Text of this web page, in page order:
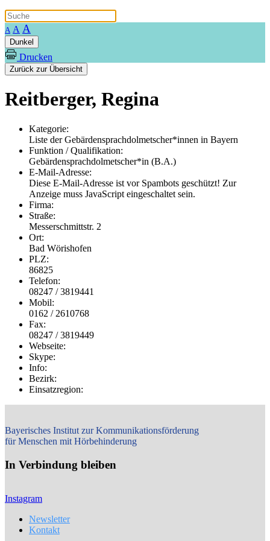
A A A
Dunkel
Drucken
Zurück zur Übersicht
Reitberger, Regina
Kategorie:
Liste der Gebärdensprachdolmetscher*innen in Bayern
Funktion / Qualifikation:
Gebärdensprachdolmetscher*in (B.A.)
E-Mail-Adresse:
Diese E-Mail-Adresse ist vor Spambots geschützt! Zur
Anzeige muss JavaScript eingeschaltet sein.
Firma:
Straße:
Messerschmittstr. 2
Ort:
Bad Wörishofen
PLZ:
86825
Telefon:
08247 / 3819441
Mobil:
0162 / 2610768
Fax:
08247 / 3819449
Webseite:
Skype:
Info:
Bezirk:
Einsatzregion:
Bayerisches Institut zur Kommunikationsförderung
für Menschen mit Hörbehinderung
In Verbindung bleiben
Instagram
Newsletter
Kontakt